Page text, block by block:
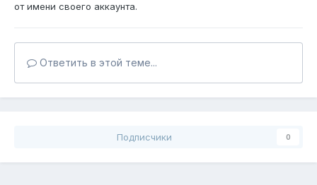
от имени своего аккаунта.
Ответить в этой теме...
Подписчики 0